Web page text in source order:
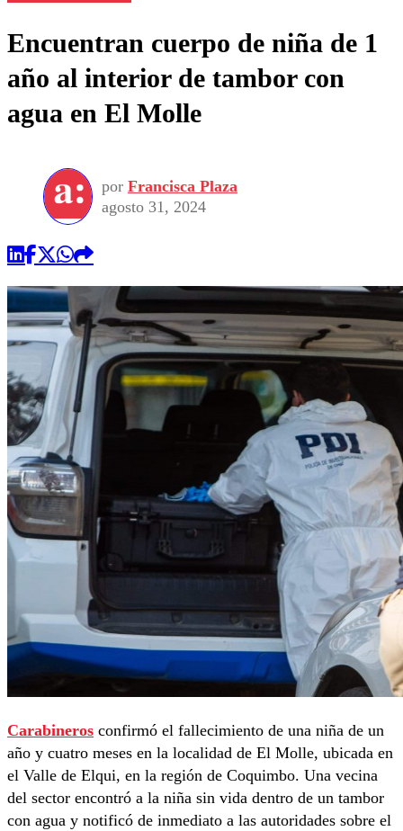
Encuentran cuerpo de niña de 1
año al interior de tambor con
agua en El Molle
por Francisca Plaza
agosto 31, 2024
Carabineros confirmó el fallecimiento de una niña de un
año y cuatro meses en la localidad de El Molle, ubicada en
el Valle de Elqui, en la región de Coquimbo. Una vecina
del sector encontró a la niña sin vida dentro de un tambor
con agua y notificó de inmediato a las autoridades sobre el